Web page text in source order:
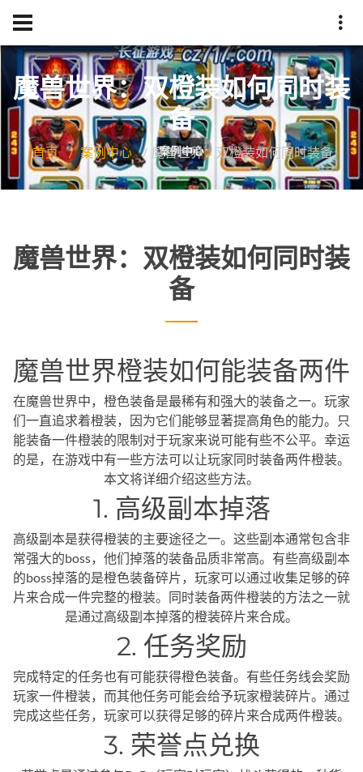
魔兽世界：双橙装如何同时装
备
首页 案例中心 魔兽世界：双橙装如何同时装备
魔兽世界：双橙装如何同时装
备
魔兽世界橙装如何能装备两件
在魔兽世界中，橙色装备是最稀有和强大的装备之一。玩家
们一直追求着橙装，因为它们能够显著提高角色的能力。只
能装备一件橙装的限制对于玩家来说可能有些不公平。幸运
的是，在游戏中有一些方法可以让玩家同时装备两件橙装。
本文将详细介绍这些方法。
1. 高级副本掉落
高级副本是获得橙装的主要途径之一。这些副本通常包含非
常强大的boss，他们掉落的装备品质非常高。有些高级副本
的boss掉落的是橙色装备碎片，玩家可以通过收集足够的碎
片来合成一件完整的橙装。同时装备两件橙装的方法之一就
是通过高级副本掉落的橙装碎片来合成。
2. 任务奖励
完成特定的任务也有可能获得橙色装备。有些任务线会奖励
玩家一件橙装，而其他任务可能会给予玩家橙装碎片。通过
完成这些任务，玩家可以获得足够的碎片来合成两件橙装。
3. 荣誉点兑换